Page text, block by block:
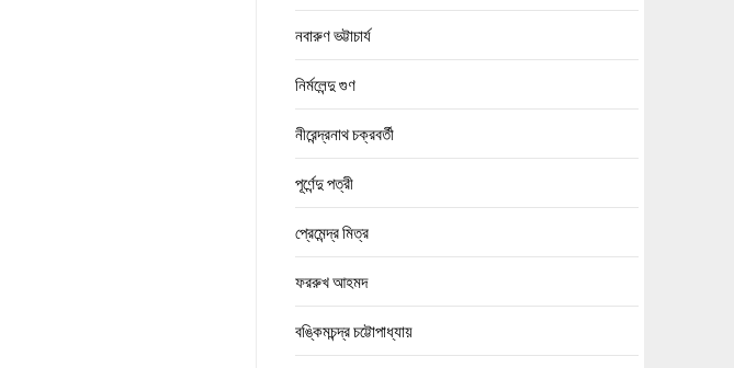
নবারুণ ভট্টাচার্য
নির্মলেন্দু গুণ
নীরেন্দ্রনাথ চক্রবর্তী
পূর্ণেন্দু পত্রী
প্রেমেন্দ্র মিত্র
ফররুখ আহমদ
বঙ্কিমচন্দ্র চট্টোপাধ্যায়